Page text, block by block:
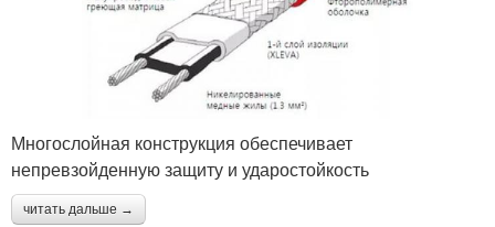
Многослойная конструкция обеспечивает
непревзойденную защиту и ударостойкость
читать дальше →